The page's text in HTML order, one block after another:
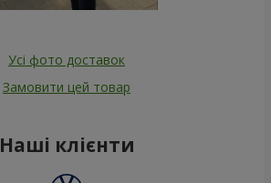
Усі фото доставок
Замовити цей товар
Наші клієнти